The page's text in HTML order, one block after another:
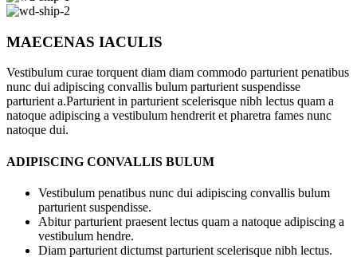
MAECENAS IACULIS
Vestibulum curae torquent diam diam commodo parturient penatibus
nunc dui adipiscing convallis bulum parturient suspendisse
parturient a.Parturient in parturient scelerisque nibh lectus quam a
natoque adipiscing a vestibulum hendrerit et pharetra fames nunc
natoque dui.
ADIPISCING CONVALLIS BULUM
Vestibulum penatibus nunc dui adipiscing convallis bulum
parturient suspendisse.
Abitur parturient praesent lectus quam a natoque adipiscing a
vestibulum hendre.
Diam parturient dictumst parturient scelerisque nibh lectus.